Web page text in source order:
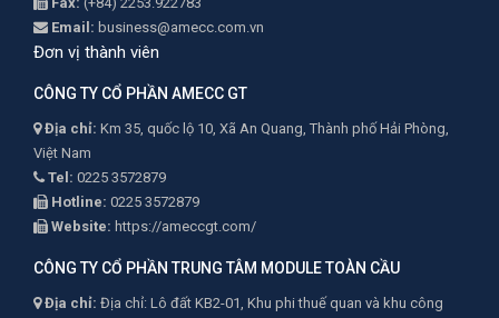
Email: business@amecc.com.vn
Đơn vị thành viên
CÔNG TY CỔ PHẦN AMECC GT
Địa chỉ: Km 35, quốc lộ 10, Xã An Quang, Thành phố Hải Phòng,
Việt Nam
Tel: 0225 3572879
Hotline: 0225 3572879
Website: https://ameccgt.com/
CÔNG TY CỔ PHẦN TRUNG TÂM MODULE TOÀN CẦU
Địa chỉ: Địa chỉ: Lô đất KB2-01, Khu phi thuế quan và khu công